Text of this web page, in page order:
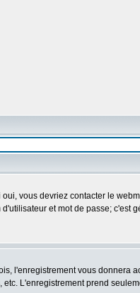
vous devriez contacter le
et mot de passe; c'est
l'enregistrement vous donnera
L'enregistrement prend